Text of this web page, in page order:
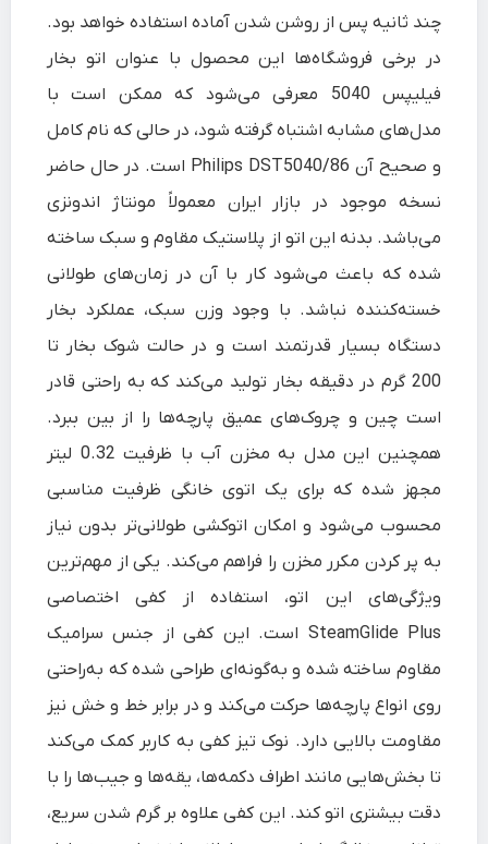
چند ثانیه پس از روشن شدن آماده استفاده خواهد بود.
در برخی فروشگاه‌ها این محصول با عنوان اتو بخار
فیلیپس 5040 معرفی می‌شود که ممکن است با
مدل‌های مشابه اشتباه گرفته شود، در حالی که نام کامل
و صحیح آن Philips DST5040/86 است. در حال حاضر
نسخه موجود در بازار ایران معمولاً مونتاژ اندونزی
می‌باشد. بدنه این اتو از پلاستیک مقاوم و سبک ساخته
شده که باعث می‌شود کار با آن در زمان‌های طولانی
خسته‌کننده نباشد. با وجود وزن سبک، عملکرد بخار
دستگاه بسیار قدرتمند است و در حالت شوک بخار تا
200 گرم در دقیقه بخار تولید می‌کند که به راحتی قادر
است چین و چروک‌های عمیق پارچه‌ها را از بین ببرد.
همچنین این مدل به مخزن آب با ظرفیت 0.32 لیتر
مجهز شده که برای یک اتوی خانگی ظرفیت مناسبی
محسوب می‌شود و امکان اتوکشی طولانی‌تر بدون نیاز
به پر کردن مکرر مخزن را فراهم می‌کند. یکی از مهم‌ترین
ویژگی‌های این اتو، استفاده از کفی اختصاصی
SteamGlide Plus است. این کفی از جنس سرامیک
مقاوم ساخته شده و به‌گونه‌ای طراحی شده که به‌راحتی
روی انواع پارچه‌ها حرکت می‌کند و در برابر خط و خش نیز
مقاومت بالایی دارد. نوک تیز کفی به کاربر کمک می‌کند
تا بخش‌هایی مانند اطراف دکمه‌ها، یقه‌ها و جیب‌ها را با
دقت بیشتری اتو کند. این کفی علاوه بر گرم شدن سریع،